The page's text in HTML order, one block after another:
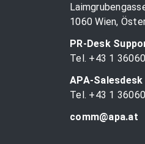
1060 Wien,
PR-Desk
Tel. +43 1
APA-Salesdesk
Tel. +43 1
comm@apa.at